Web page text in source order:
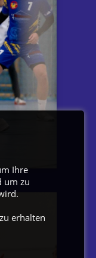
Ihre
um zu
erhalten